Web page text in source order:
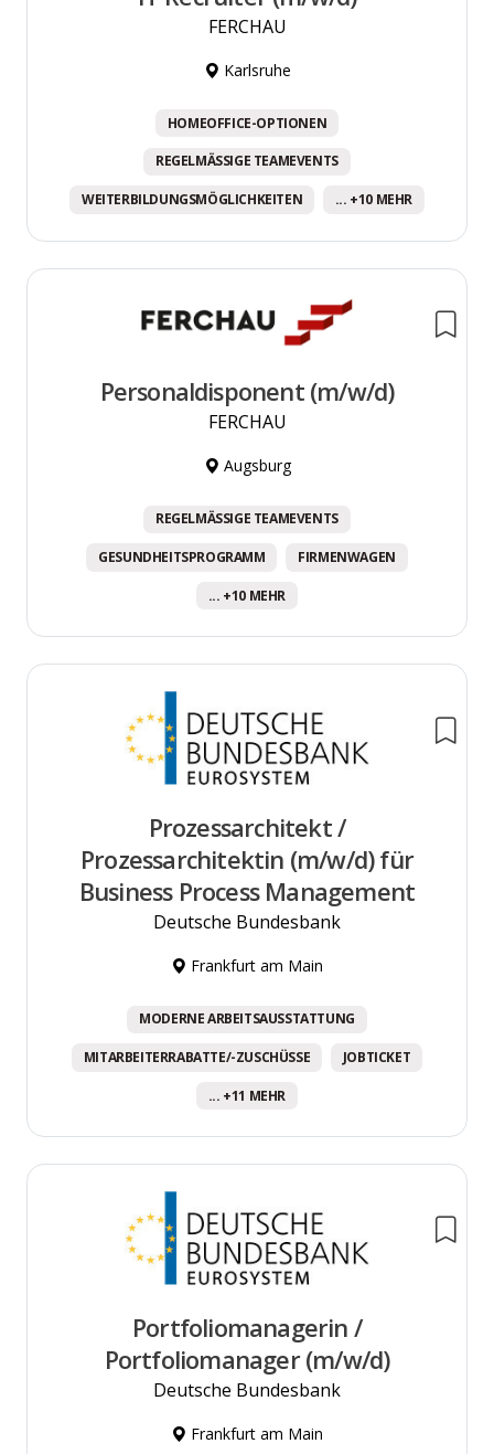
FERCHAU
Karlsruhe
HOMEOFFICE-OPTIONEN
REGELMÄSSIGE TEAMEVENTS
WEITERBILDUNGSMÖGLICHKEITEN ... +10 MEHR
Personaldisponent (m/w/d)
FERCHAU
Augsburg
REGELMÄSSIGE TEAMEVENTS
GESUNDHEITSPROGRAMM FIRMENWAGEN
... +10 MEHR
Prozessarchitekt /
Prozessarchitektin (m/w/d) für
Business Process Management
Deutsche Bundesbank
Frankfurt am Main
MODERNE ARBEITSAUSSTATTUNG
MITARBEITERRABATTE/-ZUSCHÜSSE JOBTICKET
... +11 MEHR
Portfoliomanagerin /
Portfoliomanager (m/w/d)
Deutsche Bundesbank
Frankfurt am Main